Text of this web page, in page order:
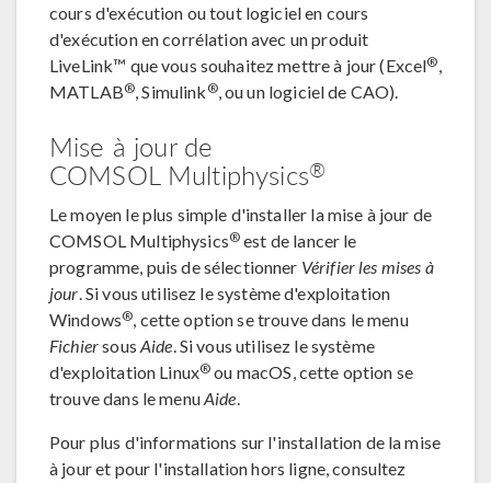
cours d'exécution ou tout logiciel en cours
d'exécution en corrélation avec un produit
LiveLink™ que vous souhaitez mettre à jour (Excel®,
MATLAB®, Simulink ®, ou un logiciel de CAO).
Mise à jour de
COMSOL Multiphysics®
Le moyen le plus simple d'installer la mise à jour de
COMSOL Multiphysics® est de lancer le
programme, puis de sélectionner Vérifier les mises à
jour. Si vous utilisez le système d'exploitation
Windows®, cette option se trouve dans le menu
Fichiersous Aide. Si vous utilisez le système
d'exploitation Linux® ou macOS, cette option se
trouve dans le menuAide.
Pour plus d'informations sur l'installation de la mise
à jour et pour l'installation hors ligne, consultez